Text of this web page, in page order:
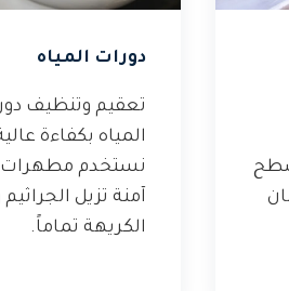
دورات المياه
تعقيم وتنظيف
المياه بكفاءة
نستخدم مطهرات
آمنة تزيل الجراثيم
الكريهة تماماً.